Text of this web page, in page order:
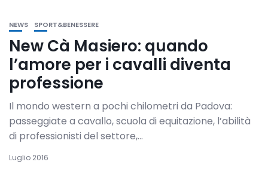
NEWS SPORT&BENESSERE
New Cà Masiero: quando
l’amore per i cavalli diventa
professione
Il mondo western a pochi chilometri da Padova:
passeggiate a cavallo, scuola di equitazione, l’abilità
di professionisti del settore,...
Luglio 2016